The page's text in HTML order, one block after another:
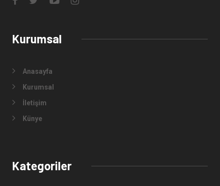
Kurumsal
Anasayfa
Kurumsal
İletişim
Künye
Kategoriler